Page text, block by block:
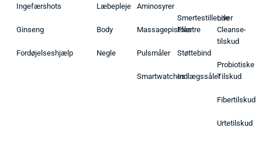
Ingefærshots
Ginseng
Fordøjelseshjælp
Læbepleje
Body
Negle
Aminosyrer
Massagepistoler
Pulsmåler
Smartwatches
Smertestillende
Plastre
Støttebind
Indlægssåler
Liver
Cleanse-
tilskud
Probiotiske
Tilskud
Fibertilskud
Urtetilskud